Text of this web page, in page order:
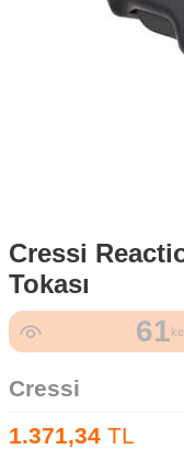
Cressi
Tokası
61
Cressi
1.371,34 TL